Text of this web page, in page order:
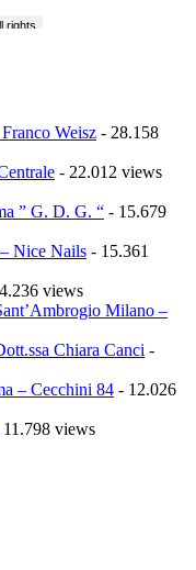
Weisz - 28.158
- 22.012 views
” G. D. G. “ - 15.679
Nice Nails - 15.361
views
Milano –
Chiara Canci -
– Cecchini 84 - 12.026
11.798 views